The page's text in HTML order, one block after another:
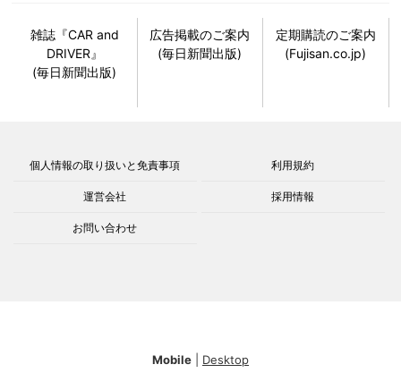
雑誌『CAR and
DRIVER』
(毎日新聞出版)
広告掲載のご案内
(毎日新聞出版)
定期購読のご案内
(Fujisan.co.jp)
個人情報の取り扱いと免責事項 利用規約
運営会社 採用情報
お問い合わせ
Mobile Desktop